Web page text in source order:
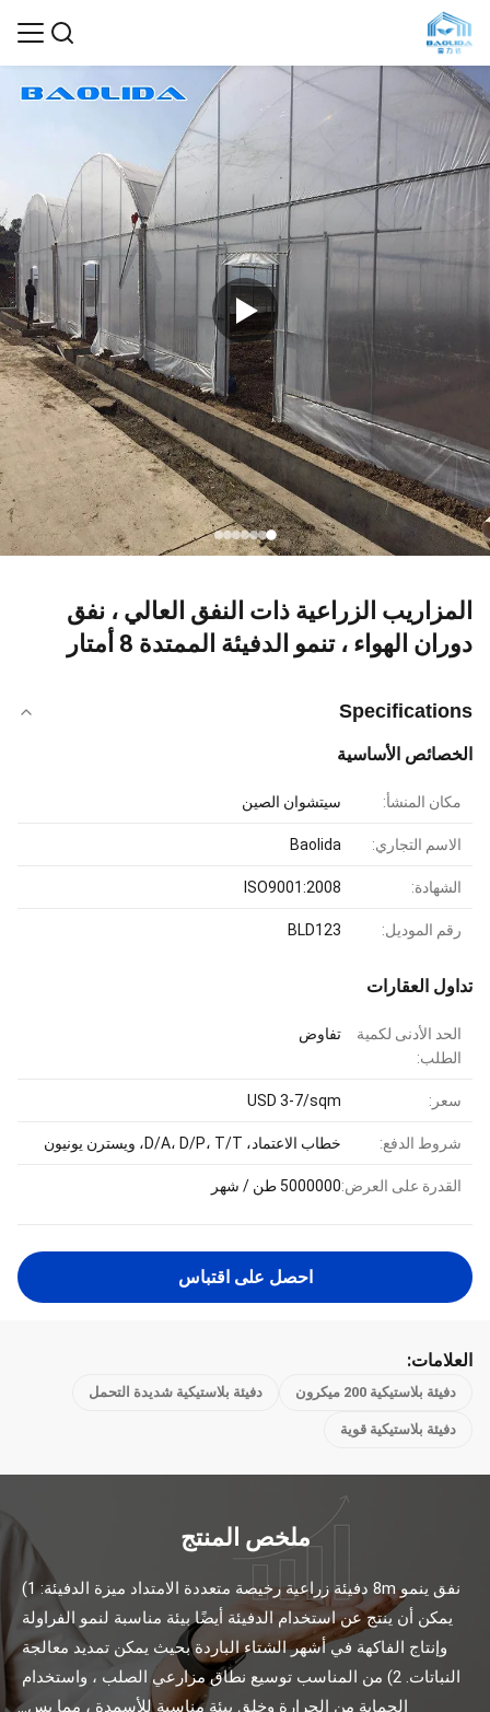
المزاريب الزراعية ذات النفق العالي ، نفق
دوران الهواء ، تنمو الدفيئة الممتدة 8 أمتار
Specifications
الخصائص الأساسية
مكان المنشأ: سيتشوان الصين
الاسم التجاري: Baolida
الشهادة: ISO9001:2008
رقم الموديل: BLD123
تداول العقارات
الحد الأدنى لكمية
الطلب:
تفاوض
سعر: USD 3-7/sqm
شروط الدفع: خطاب الاعتماد، D/A، D/P، T/T، ويسترن يونيون
القدرة على العرض:5000000 طن / شهر
احصل على اقتباس
العلامات:
دفيئة بلاستيكية 200 ميكرون دفيئة بلاستيكية شديدة التحمل
دفيئة بلاستيكية قوية
ملخص المنتج
وإنتاج الفاكهة في أشهر الشتاء الباردة بحيث يمكن تمديد معالجة
الحماية من الحرارة وخلق بيئة مناسبة للأسمدة ، مما يس...